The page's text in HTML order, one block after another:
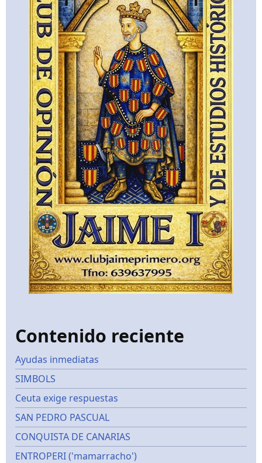
Contenido reciente
Ayudas inmediatas
SIMBOLS
Ceuta exige respuestas
SAN PEDRO PASCUAL
CONQUISTA DE CANARIAS
ENTROPERI ('mamarracho')